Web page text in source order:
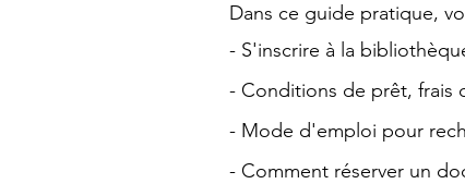
Dans ce guide pratique,
- S'inscrire à la
- Conditions de prêt, frais
- Mode d'emploi pour
- Comment réserver un